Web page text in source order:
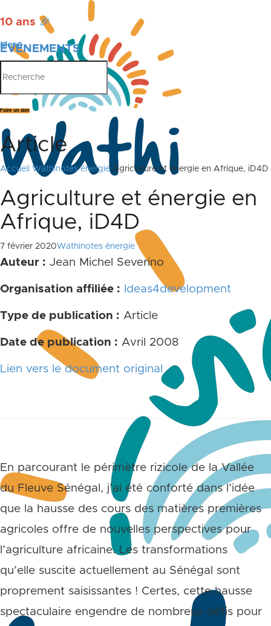
10 ans 🎉
ÉVÉNEMENTS
PUBLICATIONS
Menu
Faire un don
Article
Accueil Wathinotes énergie Agriculture et énergie en Afrique, iD4D
Agriculture et énergie en
Afrique, iD4D
7 février 2020Wathinotes énergie
Auteur : Jean Michel Severino
Organisation affiliée : Ideas4development
Type de publication : Article
Date de publication : Avril 2008
Lien vers le document original
En parcourant le périmètre rizicole de la Vallée
du Fleuve Sénégal, j’ai été conforté dans l’idée
que la hausse des cours des matières premières
agricoles offre de nouvelles perspectives pour
l’agriculture africaine. Les transformations
qu’elle suscite actuellement au Sénégal sont
proprement saisissantes ! Certes, cette hausse
spectaculaire engendre de nombreux défis pour